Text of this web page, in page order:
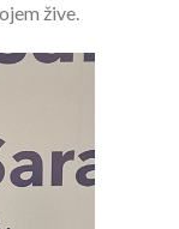
žive.